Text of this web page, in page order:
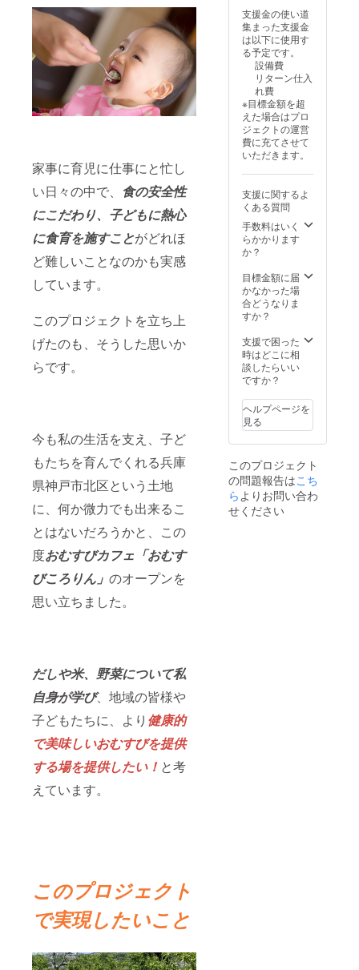
家事に育児に仕事にと忙し
い日々の中で、 食の安全性
にこだわり、子どもに熱心
に食育を施すことがどれほ
ど難しいことなのかも実感
しています。
このプロジェクトを立ち上
げたのも、そうした思いか
らです。
今も私の生活を支え、子ど
もたちを育んでくれる兵庫
県神戸市北区という土地
に、何か微力でも出来るこ
とはないだろうかと、この
度おむすびカフェ「おむす
びころりん」 のオープンを
思い立ちました。
だしや米、野菜について私
自身が学び、地域の皆様や
子どもたちに、より 健康的
で美味しいおむすびを提供
する場を提供したい！ と考
えています。
このプロジェクト
で実現したいこと
ずお名
前、ご
住所、
連絡先
のご記
入をお
ます。
・有効
期間：
2025年
4月から
1年間
頃に開
催予定
です
が、当
日来店
が難し
限り、
別日程
を設け
る予定
です。
その
案内
メール
にてお
申し付
け下さ
酒類の
提供は
20歳以
上の方
に限ら
せてい
ます。
年齢確
認にご
協力く
ださ
い。 ・
れる方
への酒
類の提
供は致
しかね
・クラ
ウド
ファン
ディン
後、会
場など
詳細情
報を
にてご
案内し
ます。
・必ず
アドレ
スのご
記入を
お願い
しま
支援金の使い道
集まった支援金
は以下に使用す
る予定です。
設備費
リターン仕入
れ費
※目標金額を超
えた場合はプロ
ジェクトの運営
費に充てさせて
いただきます。
支援に関するよ
くある質問
手数料はいく
らかかります
か？
目標金額に届
かなかった場
合どうなりま
すか？
支援で困った
時はどこに相
談したらいい
ですか？
ヘルプページを
見る
このプロジェクト
の問題報告はこち
ら よりお問い合わ
せください